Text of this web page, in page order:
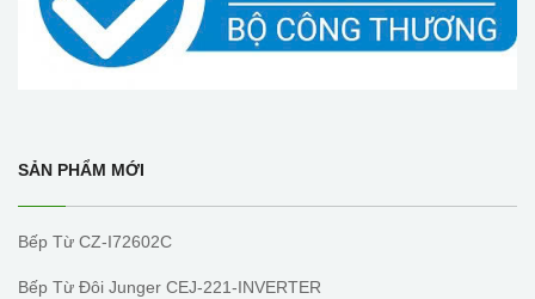
SẢN PHẨM MỚI
Bếp Từ CZ-I72602C
Bếp Từ Đôi Junger CEJ-221-INVERTER